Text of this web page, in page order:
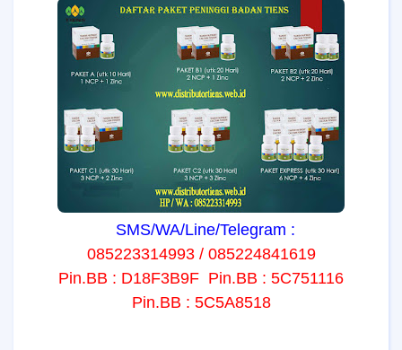
SMS/WA/Line/Telegram :
085223314993 / 085224841619
Pin.BB : D18F3B9F Pin.BB : 5C751116
Pin.BB : 5C5A8518